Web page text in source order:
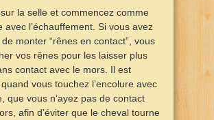
la selle et commencez comme
avec l’échauffement. Si vous avez
de monter “rênes en contact”, vous
vos rênes pour les laisser plus
contact avec le mors. Il est
vous touchez l’encolure avec
que vous n’ayez pas de contact
afin d’éviter que le cheval tourne